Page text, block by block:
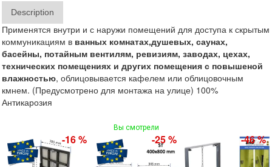
Description
Применятся внутри и с наружи помещений для доступа к скрытым
коммуникациям в ванных комнатах,душевых, саунах,
басейны, потайным вентилям, ревизиям, заводах, цехах,
технических помещениях и других помещения с повышеной
влажностью, облицовывается кафелем или облицовочным
кмнем. (Предусмотрено для монтажа на улице) 100%
Антикарозия
Вы смотрели
-16 % -25 % -46 %